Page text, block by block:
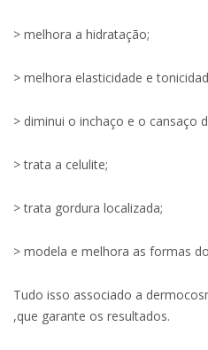
> melhora a hidratação;
> melhora elasticidade e
> diminui o inchaço e o cansaço
> trata a celulite;
> trata gordura localizada;
> modela e melhora as formas
Tudo isso associado a
,que garante os resultados.